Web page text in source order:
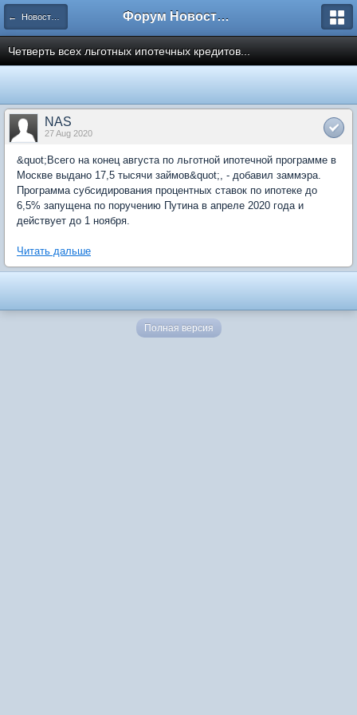
← Новости рынка недвижимости Форум Новостройки
Четверть всех льготных ипотечных кредитов...
NAS
27 Aug 2020
&quot;Всего на конец августа по льготной ипотечной программе в
Москве выдано 17,5 тысячи займов&quot;, - добавил заммэра.
Программа субсидирования процентных ставок по ипотеке до
6,5% запущена по поручению Путина в апреле 2020 года и
действует до 1 ноября.
Читать дальше
Полная версия